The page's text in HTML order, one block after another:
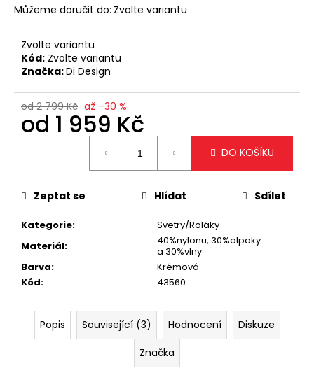
Můžeme doručit do: Zvolte variantu
Zvolte variantu
Kód: Zvolte variantu
Značka:Di Design
od 2 799 Kč až –30 %
od 1 959 Kč
DO KOŠÍKU
Kategorie:
Svetry/Roláky
Materiál:
40%nylonu, 30%alpaky
a 30%vlny
Barva:
Krémová
Kód: 43560
Zeptat se Hlídat Sdílet
Popis Související (3) Hodnocení
Diskuze
Značka
o
r
u
č
u
j
e
m
e
ELEGANTNÍ
KABELKA
ZLATÝM
ŘETÍZKEM
699
Kč